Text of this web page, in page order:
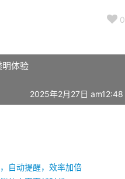
0
明体验
2025年2月27日 am12:48
自动提醒，效率加倍